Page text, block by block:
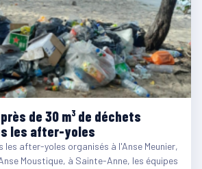
de 30 m³ de déchets
les after-yoles
les after-yoles organisés à l'Anse Meunier,
Moustique, à Sainte-Anne, les équipes